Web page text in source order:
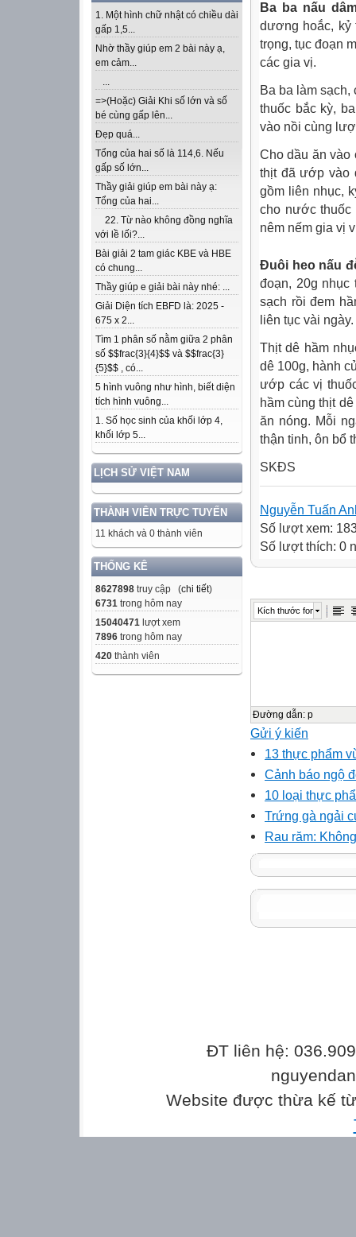
1. Một hình chữ nhật có chiều dài
gấp 1,5...
Nhờ thầy giúp em 2 bài này ạ,
em cảm...
...
=>(Hoặc) Giải Khi số lớn và số
bé cùng gấp lên...
Đẹp quá...
Tổng của hai số là 114,6. Nếu
gấp số lớn...
Thầy giải giúp em bài này ạ:
Tổng của hai...
22. Từ nào không đồng nghĩa
với lề lối?...
Bài giải 2 tam giác KBE và HBE
có chung...
Thầy giúp e giải bài này nhé: ...
Giải Diện tích EBFD là: 2025 -
675 x 2...
Tìm 1 phân số nằm giữa 2 phân
số $$frac{3}{4}$$ và $$frac{3}
{5}$$ , có...
5 hình vuông như hình, biết diện
tích hình vuông...
1. Số học sinh của khối lớp 4,
khối lớp 5...
LỊCH SỬ VIỆT NAM
THÀNH VIÊN TRỰC TUYẾN
11 khách và 0 thành viên
THỐNG KÊ
8627898 truy cập (chi tiết)
6731 trong hôm nay
15040471 lượt xem
7896 trong hôm nay
420 thành viên
Ba ba nấu
dương hoắc, kỷ
trọng, tục đoạn
các gia vị.
Ba ba làm
thuốc bắc kỳ,
vào nồi cùng
Cho dầu ăn vào
thịt đã ướp vào
gồm liên nhục,
cho nước thuốc
nêm nếm gia vị
Đuôi heo nấu
đoạn, 20g
sạch rồi đem
liên tục vài ngày.
Thịt dê hầm
dê 100g, hành
ướp các vị
hầm cùng thịt
ăn nóng. Mỗi
thận tinh, ôn bổ
SKĐS
Nguyễn Tuấn
Số lượt xem:
Số lượt thích: 0
Kích thước font
Đường dẫn: p
Gửi ý kiến
13 thực phẩm
Cảnh báo ngộ
10 loại thực
Trứng gà ngải
Rau răm:
ĐT liên hệ:
Website được thừa kế